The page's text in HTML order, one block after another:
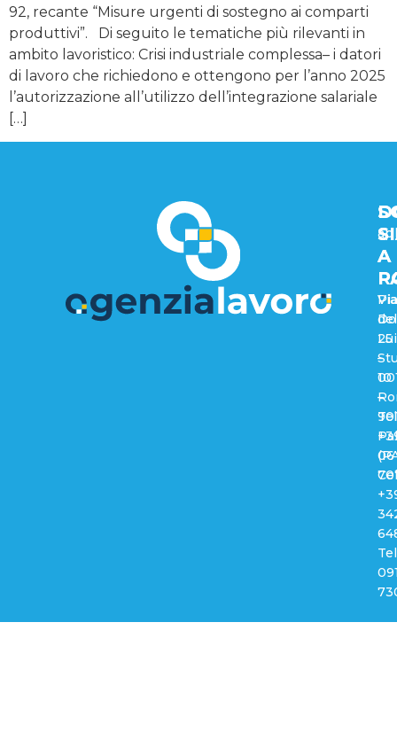
92, recante “Misure urgenti di sostegno ai comparti
produttivi”. Di seguito le tematiche più rilevanti in
ambito lavoristico: Crisi industriale complessa– i datori
di lavoro che richiedono e ottengono per l’anno 2025
l’autorizzazione all’utilizzo dell’integrazione salariale
[…]
A
25
–
06
A
10
–